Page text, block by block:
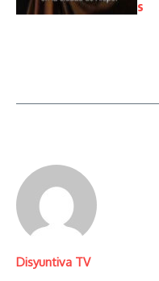
s
Disyuntiva TV